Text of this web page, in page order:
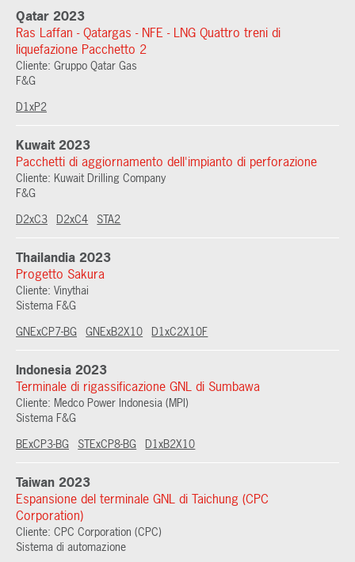
Qatar 2023
Ras Laffan - Qatargas - NFE - LNG Quattro treni di
liquefazione Pacchetto 2
Cliente: Gruppo Qatar Gas
F&G
D1xP2
Kuwait 2023
Pacchetti di aggiornamento dell'impianto di perforazione
Cliente: Kuwait Drilling Company
F&G
D2xC3
D2xC4 STA2
Thailandia 2023
Progetto Sakura
Cliente: Vinythai
Sistema F&G
GNExCP7-BG GNExB2X10 D1xC2X10F
Indonesia 2023
Terminale di rigassificazione GNL di Sumbawa
Cliente: Medco Power Indonesia (MPI)
Sistema F&G
BExCP3-BG
STExCP8-BG D1xB2X10
Taiwan 2023
Espansione del terminale GNL di Taichung (CPC
Corporation)
Cliente: CPC Corporation (CPC)
Sistema di automazione